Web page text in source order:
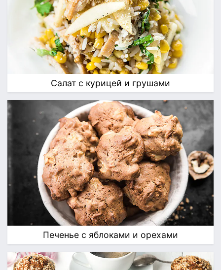
Салат с курицей и грушами
Печенье с яблоками и орехами